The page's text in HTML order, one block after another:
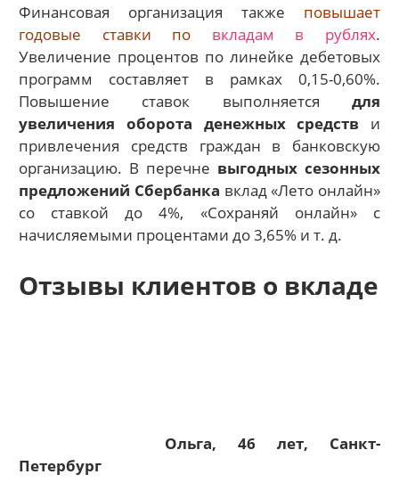
Финансовая организация также повышает
годовые ставки по вкладам в рублях.
Увеличение процентов по линейке дебетовых
программ составляет в рамках 0,15-0,60%.
Повышение ставок выполняется для
увеличения оборота денежных средств и
привлечения средств граждан в банковскую
организацию. В перечне выгодных сезонных
предложений Сбербанка вклад «Лето онлайн»
со ставкой до 4%, «Сохраняй онлайн» с
начисляемыми процентами до 3,65% и т. д.
Отзывы клиентов о вкладе
Ольга, 46 лет, Санкт-
Петербург